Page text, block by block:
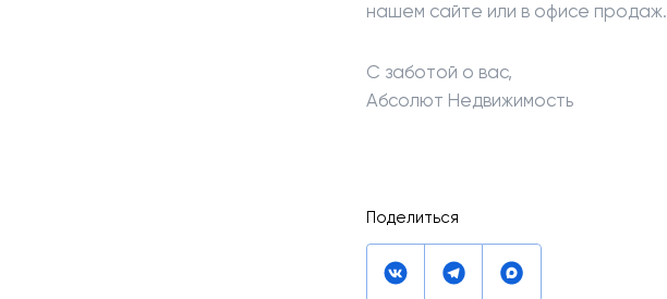
нашем сайте или в офисе продаж.
С заботой о вас,
Абсолют Недвижимость
Поделиться